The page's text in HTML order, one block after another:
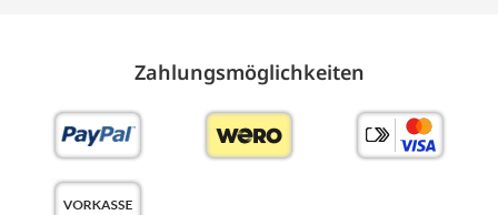
Zahlungs­möglich­keiten